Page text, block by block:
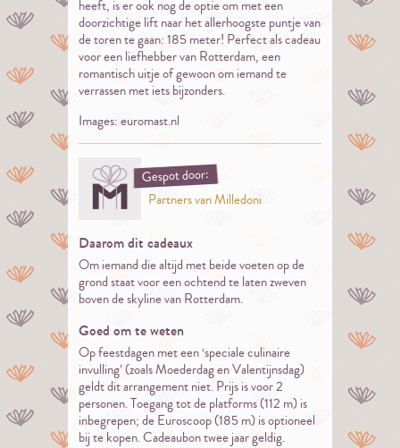
heeft, is er ook nog de optie om met een
doorzichtige lift naar het allerhoogste puntje van
de toren te gaan: 185 meter! Perfect als cadeau
voor een liefhebber van Rotterdam, een
romantisch uitje of gewoon om iemand te
verrassen met iets bijzonders.
Images: euromast.nl
Gespot door:
Partners van Milledoni
Daarom dit cadeaux
Om iemand die altijd met beide voeten op de
grond staat voor een ochtend te laten zweven
boven de skyline van Rotterdam.
Goed om te weten
Op feestdagen met een ‘speciale culinaire
invulling’ (zoals Moederdag en Valentijnsdag)
geldt dit arrangement niet. Prijs is voor 2
personen. Toegang tot de platforms (112 m) is
inbegrepen; de Euroscoop (185 m) is optioneel
bij te kopen. Cadeaubon twee jaar geldig.